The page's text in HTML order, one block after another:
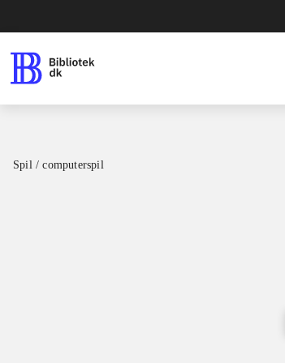
Spil / computerspil